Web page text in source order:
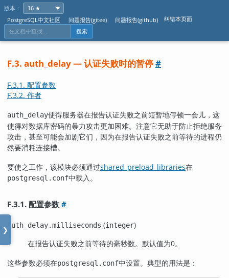
版本：
PostgreSQL中文社区
问题报告(gitee) 问题报告(github) 纠错本页面
搜索
❯
F.3. auth_delay — 认证失败时的暂停#
F.3.1. 配置参数
F.3.2. 作者
auth_delay使得服务器在报告认证失败之前短暂地停顿一会儿，这
使得对数据库密码的暴力攻击更加困难。注意它无助于防止拒绝服务
攻击，甚至可能会加剧它们，因为在报告认证失败之前等待的进程仍
然要消耗连接槽。
要使之工作，该模块必须通过shared_preload_libraries在
postgresql.conf中载入。
F.3.1. 配置参数#
auth_delay.milliseconds (integer)
在报告认证失败之前等待的毫秒数。默认值为0。
这些参数必须在postgresql.conf中设置。典型的用法是：